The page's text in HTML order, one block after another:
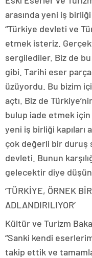
arasında yeni iş birliği
“Türkiye devleti ve
etmek isteriz.
sergilediler. Biz de
gibi. Tarihi eser
üzüyordu. Bu bizim
açtı. Biz de
bulup iade etmek için
yeni iş birliği kapıları
çok değerli bir duruş
devleti. Bunun
gelecektir diye
‘TÜRKİYE, ÖRNEK
ADLANDIRILIYOR’
Kültür ve Turizm
“Sanki kendi
takip ettik ve